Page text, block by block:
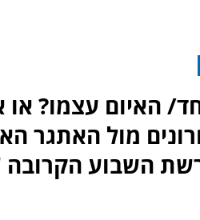
האיום עצמו?
מול האתגר
השבוע הקרובה